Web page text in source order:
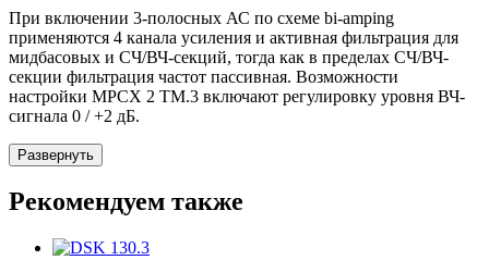
При включении 3-полосных АС по схеме bi-amping
применяются 4 канала усиления и активная фильтрация для
мидбасовых и СЧ/ВЧ-секций, тогда как в пределах СЧ/ВЧ-
секции фильтрация частот пассивная. Возможности
настройки MPCX 2 TM.3 включают регулировку уровня ВЧ-
сигнала 0 / +2 дБ.
Развернуть
Рекомендуем также